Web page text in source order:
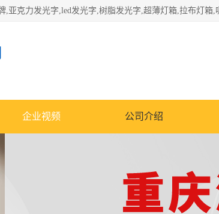
企业视频 公司介绍